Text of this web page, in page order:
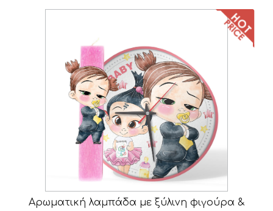
Αρωματική λαμπάδα με ξύλινη φιγούρα &